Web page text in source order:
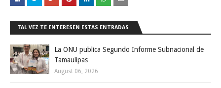
TAL VEZ TE INTERESEN ESTAS ENTRADAS
La ONU publica Segundo Informe Subnacional de
Tamaulipas
August 06, 2026